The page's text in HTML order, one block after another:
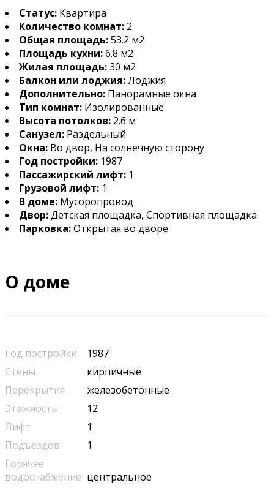
Статус: Квартира
Количество комнат: 2
Общая площадь:53.2 м2
Площадь кухни:6.8 м2
Жилая площадь:30 м2
Балкон или лоджия:Лоджия
Дополнительно: Панорамные окна
Тип комнат: Изолированные
Высота потолков: 2.6 м
Санузел: Раздельный
Окна: Во двор, На солнечную сторону
Год постройки: 1987
Пассажирский лифт: 1
Грузовой лифт: 1
В доме: Мусоропровод
Двор:Детская площадка, Спортивная площадка
Парковка:Открытая во дворе
О доме
Год постройки
1987
Стены
кирпичные
Перекрытия
железобетонные
Этажность
12
Лифт
1
Подъездов
1
Горячее
водоснабжение центральное